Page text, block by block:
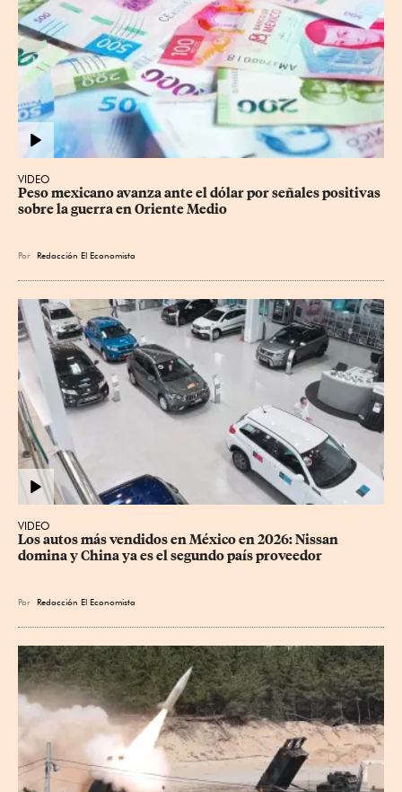
VIDEO
Peso mexicano avanza ante el dólar por señales positivas
sobre la guerra en Oriente Medio
Por Redacción El Economista
VIDEO
Los autos más vendidos en México en 2026: Nissan
domina y China ya es el segundo país proveedor
Por Redacción El Economista